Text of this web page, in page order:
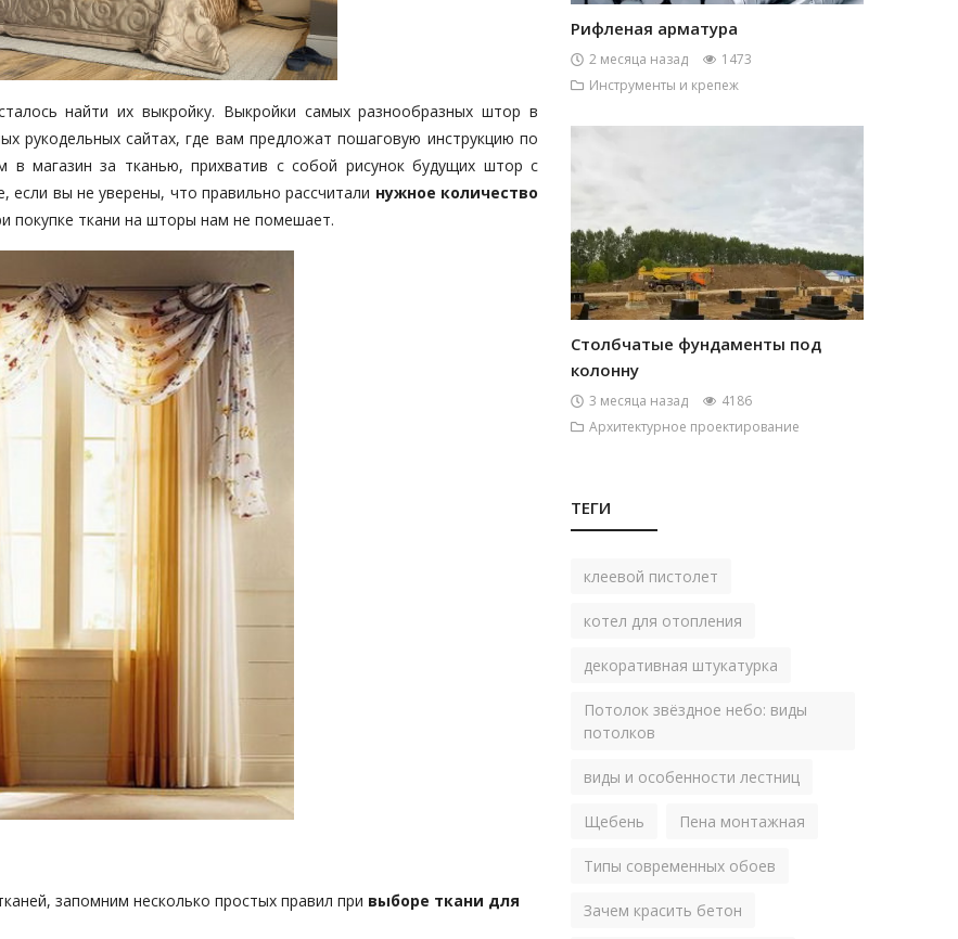
найти их выкройку. Выкройки самых разнообразных штор в
рукодельных сайтах, где вам предложат пошаговую инструкцию по
магазин за тканью, прихватив с собой рисунок будущих штор с
если вы не уверены, что правильно рассчитали нужное количество
покупке ткани на шторы нам не помешает.
запомним несколько простых правил при выборе ткани для
Рифленая арматура
2 месяца назад
1473
Инструменты и крепеж
Столбчатые фундаменты под
колонну
3 месяца назад
4186
Архитектурное проектирование
ТЕГИ
клеевой пистолет
котел для отопления
декоративная штукатурка
Потолок звёздное небо: виды
потолков
виды и особенности лестниц
Щебень Пена монтажная
Типы современных обоев
Зачем красить бетон